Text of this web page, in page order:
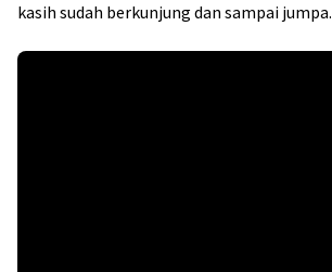
kasih sudah berkunjung dan sampai jumpa.